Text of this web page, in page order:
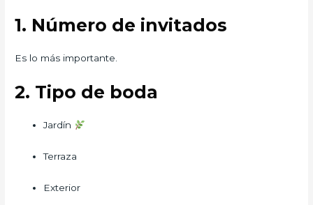
1. Número de invitados
Es lo más importante.
2. Tipo de boda
Jardín
Terraza
Exterior